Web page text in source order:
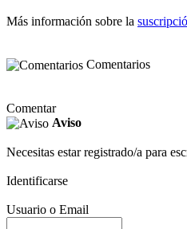
Más información sobre la
Comentarios
Comentar
Aviso
Necesitas estar registrado/a para
Identificarse
Usuario o Email